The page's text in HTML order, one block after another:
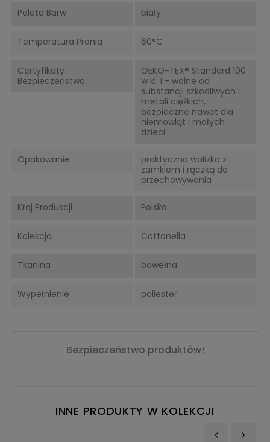
Paleta Barw biały
Temperatura Prania 60°C
Certyfikaty
Bezpieczeństwa
OEKO-TEX® Standard 100
w kl. I - wolne od
substancji szkodliwych i
metali ciężkich,
bezpieczne nawet dla
niemowląt i małych
dzieci
Opakowanie
praktyczna walizka z
zamkiem i rączką do
przechowywania
Kraj Produkcji Polska
Kolekcja Cottonella
Tkanina bawełna
Wypełnienie poliester
Bezpieczeństwo produktów!
INNE PRODUKTY W KOLEKCJI